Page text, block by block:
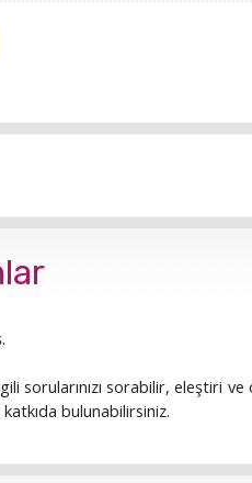
sorularınızı sorabilir, eleştiri
bulunabilirsiniz.